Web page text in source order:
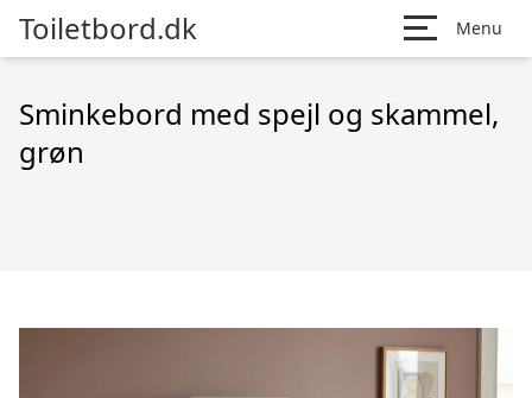
Toiletbord.dk Menu
Sminkebord med spejl og skammel,
grøn